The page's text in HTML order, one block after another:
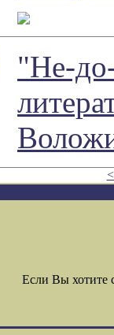
"Не-
Если Вы хотите